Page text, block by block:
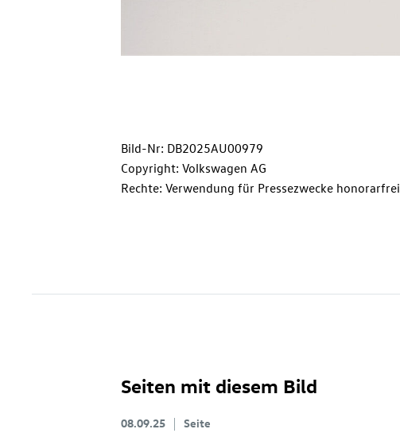
Bild-Nr: DB2025AU00979
Copyright: Volkswagen AG
Rechte: Verwendung für Pressezwecke honorarfrei
Seiten mit diesem Bild
08.09.25 Seite